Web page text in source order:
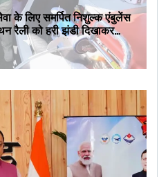
के लिए समर्पित निशुल्क एंबुलेंस
रैली को हरी झंडी दिखाकर